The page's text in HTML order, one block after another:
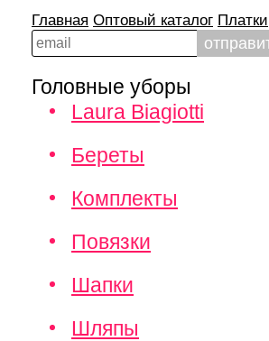
Главная Оптовый каталог Платки
Головные уборы
Laura Biagiotti
Береты
Комплекты
Повязки
Шапки
Шляпы